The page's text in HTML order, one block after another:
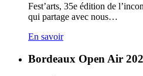
Fest’arts, 35e édition de
qui partage avec nous…
En savoir
Bordeaux Open Air